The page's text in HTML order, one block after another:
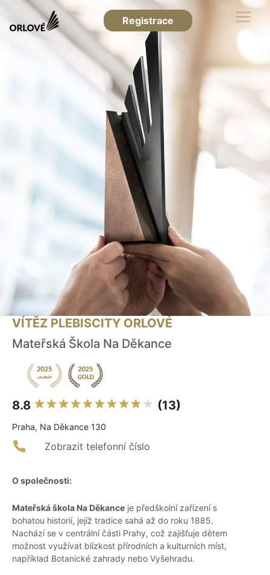
Registrace
VÍTĚZ PLEBISCITY ORLOVÉ
Mateřská Škola Na Děkance
8.8 (13)
Praha, Na Děkance 130
Zobrazit telefonní číslo
O společnosti:
Mateřská škola Na Děkance je předškolní zařízení s
bohatou historií, jejíž tradice sahá až do roku 1885.
Nachází se v centrální části Prahy, což zajišťuje dětem
možnost využívat blízkost přírodních a kulturních míst,
například Botanické zahrady nebo Vyšehradu.